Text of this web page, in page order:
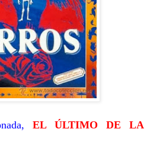
EL ÚLTIMO DE LA